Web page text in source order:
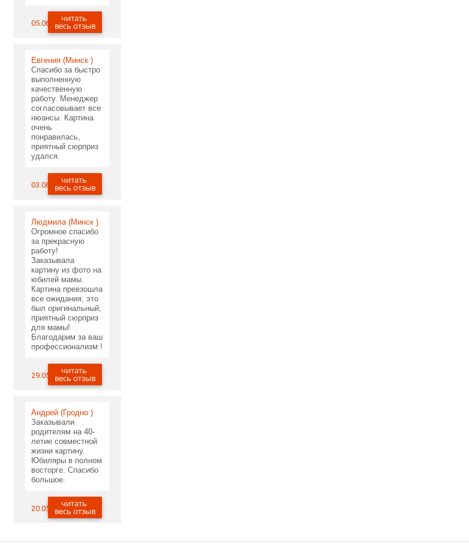
05.06.2020читать
весь отзыв
Евгения (Минск )
Спасибо за быстро
выполненную
качественную
работу. Менеджер
согласовывает все
нюансы. Картина
очень
понравилась,
приятный сюрприз
удался.
03.06.2020читать
весь отзыв
Людмила (Минск )
Огромное спасибо
за прекрасную
работу!
Заказывала
картину из фото на
юбилей мамы.
Картина превзошла
все ожидания, это
был оригинальный,
приятный сюрприз
для мамы!
Благодарим за ваш
профессионализм !
29.05.2020читать
весь отзыв
Андрей (Гродно )
Заказывали
родителям на 40-
летие совместной
жизни картину.
Юбиляры в полном
восторге. Спасибо
большое.
20.05.2020читать
весь отзыв